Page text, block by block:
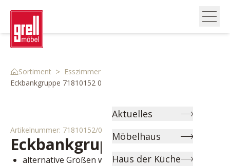
Aktuelles
Möbelhaus
Haus der Küche
Sortiment > Esszimmer
Eckbankgruppe 71810152 0
Artikelnummer: 71810152/0
Eckbankgruppe Natile
alternative Größen wählbar